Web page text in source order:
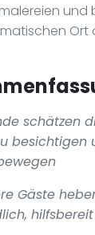
und
Ort
schätzen
besichtigen
Gäste